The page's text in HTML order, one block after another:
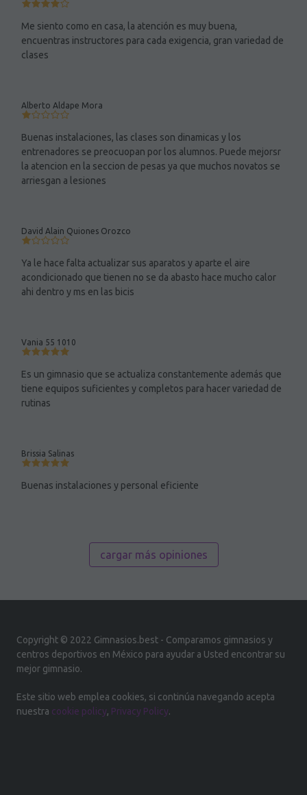
Me siento como en casa, la atención es muy buena,
encuentras instructores para cada exigencia, gran variedad de
clases
Alberto Aldape Mora
Buenas instalaciones, las clases son dinamicas y los
entrenadores se preocuopan por los alumnos. Puede mejorsr
la atencion en la seccion de pesas ya que muchos novatos se
arriesgan a lesiones
David Alain Quiones Orozco
Ya le hace falta actualizar sus aparatos y aparte el aire
acondicionado que tienen no se da abasto hace mucho calor
ahi dentro y ms en las bicis
Vania 55 1010
Es un gimnasio que se actualiza constantemente además que
tiene equipos suficientes y completos para hacer variedad de
rutinas
Brissia Salinas
Buenas instalaciones y personal eficiente
cargar más opiniones
Copyright © 2022 Gimnasios.best - Comparamos gimnasios y
centros deportivos en México para ayudar a Usted encontrar su
mejor gimnasio.
Este sitio web emplea cookies, si continúa navegando acepta
nuestra cookie policy, Privacy Policy.